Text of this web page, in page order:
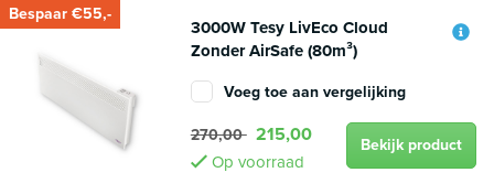
Bespaar €55,-
3000W Tesy LivEco Cloud
Zonder AirSafe (80m³)
Voeg toe aan vergelijking
270,00 215,00
Op voorraad
Bekijk product